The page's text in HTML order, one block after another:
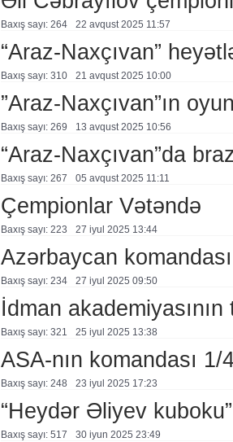
Baxış sayı: 264 22 avqust 2025 11:57
“Araz-Naxçıvan”
Baxış sayı: 310 21 avqust 2025 10:00
”Araz-Naxçıvan”ın
Baxış sayı: 269 13 avqust 2025 10:56
“Araz-Naxçıvan”da
Baxış sayı: 267 05 avqust 2025 11:11
Çempionlar Vətəndə
Baxış sayı: 223 27 i̇yul 2025 13:44
Azərbaycan
Baxış sayı: 234 27 i̇yul 2025 09:50
İdman
Baxış sayı: 321 25 i̇yul 2025 13:38
ASA-nın komandası 1/
Baxış sayı: 248 23 i̇yul 2025 17:23
“Heydər Əliyev
Baxış sayı: 517 30 i̇yun 2025 23:49